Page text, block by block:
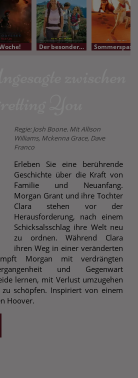
Der besondere Film
Regie: Josh Boone. Mit Allison
Williams, Mckenna Grace, Dave
Franco
Erleben Sie eine berührende
Geschichte über die Kraft von
Familie und Neuanfang.
Morgan Grant und ihre Tochter
Clara stehen vor der
Herausforderung, nach einem
Schicksalsschlag ihre Welt neu
zu ordnen. Während Clara
ihren Weg in einer veränderten
Morgan mit verdrängten
und Gegenwart
lernen, mit Verlust umzugehen
schöpfen. Inspiriert von einem
Hoover.